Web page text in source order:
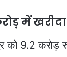
में
को 9.2 करोड़